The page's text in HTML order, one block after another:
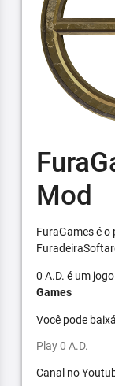
Mod
FuraGames é
0 A.D. é um
Games
Você pode
Play 0 A.D.
Canal no